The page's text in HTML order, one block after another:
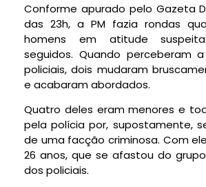
Conforme apurado pelo Gazeta
das 23h, a PM fazia rondas
homens em atitude
seguidos. Quando perceberam
policiais, dois mudaram
e acabaram abordados.
Quatro deles eram menores e
pela polícia por, supostamente,
de uma facção criminosa. Com
26 anos, que se afastou do
dos policiais.